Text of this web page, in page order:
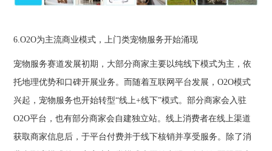
6.O2O为主流商业模式，上门类宠物服务开始涌现
宠物服务赛道发展初期，大部分商家主要以纯线下模式为主，依
托地理优势和口碑开展业务。而随着互联网平台发展，O2O模式
兴起，宠物服务也开始转型“线上+线下”模式。部分商家会入驻
O2O平台，也有部分商家会自建独立站。线上消费者在线上渠道
获取商家信息后，于平台付费并于线下核销并享受服务。除了消